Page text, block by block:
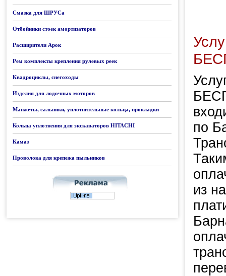
Смазка для ШРУСа
Отбойники стоек амортизаторов
Расширители Арок
Рем комплекты крепления рулевых реек
Квадроциклы, снегоходы
Изделия для лодочных моторов
Манжеты, сальники, уплотнительные кольца, прокладки
Кольца уплотнения для экскаваторов HITACHI
Камаз
Проволока для крепежа пыльников
по
из